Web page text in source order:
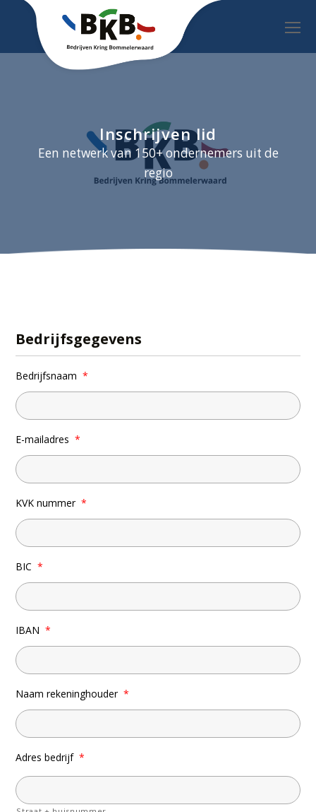
Inschrijven lid
Een netwerk van 150+ ondernemers uit de
regio
Bedrijfsgegevens
Bedrijfsnaam *
E-mailadres *
KVK nummer *
BIC *
IBAN *
Naam rekeninghouder *
Adres bedrijf *